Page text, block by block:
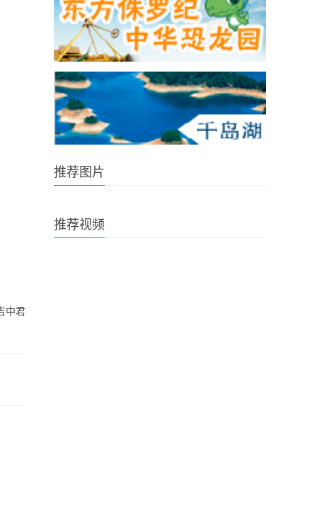
中君
推荐图片
推荐视频